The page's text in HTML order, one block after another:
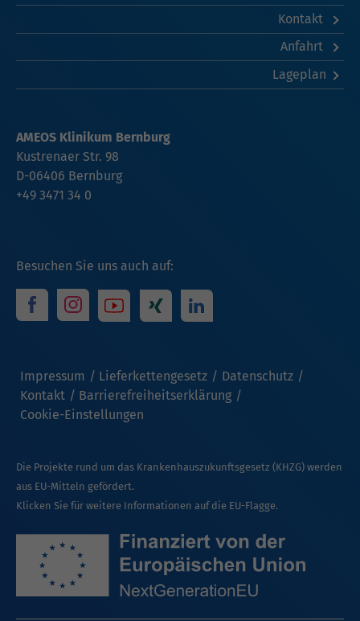
Kontakt
Anfahrt
Lageplan
Besuchen Sie uns auch auf:
Impressum Lieferkettengesetz
Datenschutz
Kontakt
Barrierefreiheitserklärung
Cookie-Einstellungen
AMEOS Klinikum Bernburg
Kustrenaer Str. 98
D-06406 Bernburg
+49 3471 34 0
Die Projekte rund um das Krankenhauszukunftsgesetz (KHZG) werden
aus EU-Mitteln gefördert.
Klicken Sie für weitere Informationen auf die EU-Flagge.